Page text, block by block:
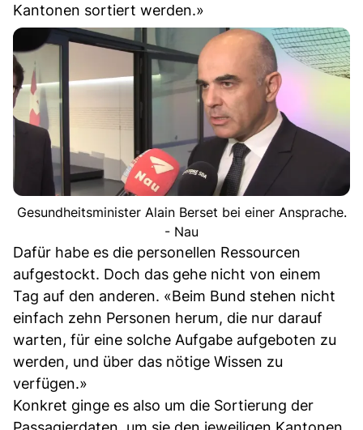
Kantonen sortiert werden.»
Gesundheitsminister Alain Berset bei einer Ansprache.
- Nau
Dafür habe es die personellen Ressourcen
aufgestockt. Doch das gehe nicht von einem
Tag auf den anderen. «Beim Bund stehen nicht
einfach zehn Personen herum, die nur darauf
warten, für eine solche Aufgabe aufgeboten zu
werden, und über das nötige Wissen zu
verfügen.»
Konkret ginge es also um die Sortierung der